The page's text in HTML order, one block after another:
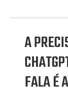
A
FALA É